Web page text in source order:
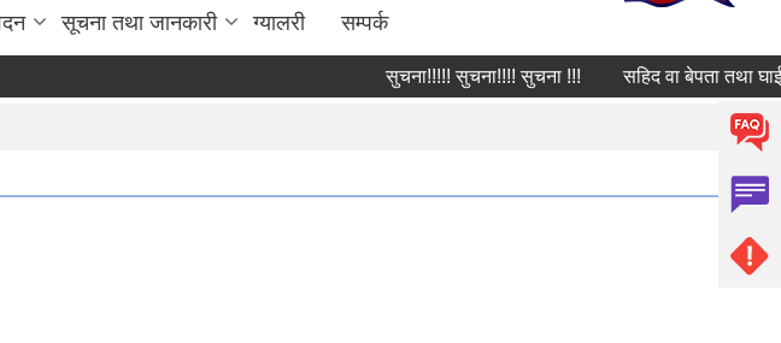
सूचना तथा जानकारी ग्यालरी सम्पर्क
सुचना!!!!! सुचना!!!! सुचना !!! सहिद वा बेपता तथा घाईते